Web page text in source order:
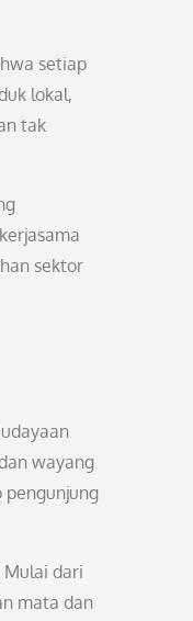
setiap
lokal,
tak
sektor
wayang
dari
mata dan